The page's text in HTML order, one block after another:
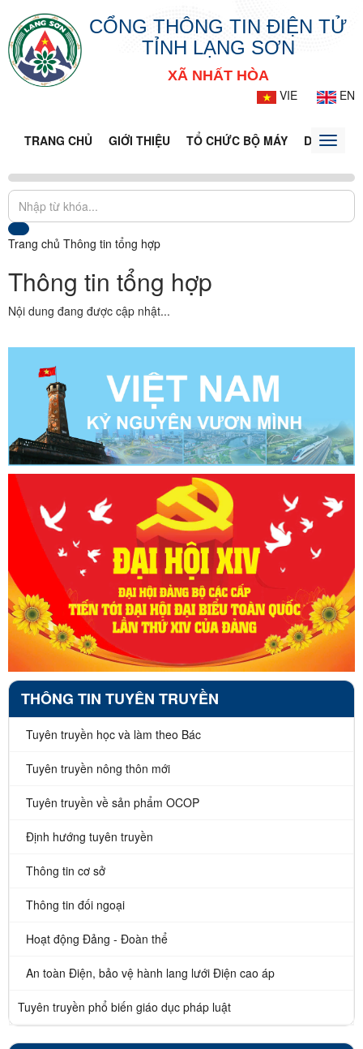
CỔNG THÔNG TIN ĐIỆN TỬ
TỈNH LẠNG SƠN
XÃ NHẤT HÒA
VIE
EN
TRANG CHỦ GIỚI THIỆU TỔ CHỨC BỘ MÁY DOANH
Toggle
Trang chủ Thông tin tổng hợp
Thông tin tổng hợp
Nội dung đang được cập nhật...
THÔNG TIN TUYÊN TRUYỀN
Tuyên truyền học và làm theo Bác
Tuyên truyền nông thôn mới
Tuyên truyền về sản phẩm OCOP
Định hướng tuyên truyền
Thông tin cơ sở
Thông tin đối ngoại
Hoạt động Đảng - Đoàn thể
An toàn Điện, bảo vệ hành lang lưới Điện cao áp
Tuyên truyền phổ biến giáo dục pháp luật